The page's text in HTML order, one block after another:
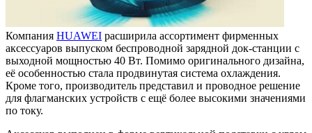
Компания HUAWEI расширила ассортимент фирменных
аксессуаров выпуском беспроводной зарядной док-станции с
выходной мощностью 40 Вт. Помимо оригинального дизайна,
её особенностью стала продвинутая система охлаждения.
Кроме того, производитель представил и проводное решение
для флагманских устройств с ещё более высокими значениями
по току.